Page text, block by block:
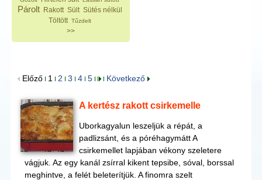
Párolt Rakott Sült Sütés nélkül
Töltött Tűzdelt
>>
Előző 1 2 3 4 5 Következő
A kertész rakott csirkemelle
Uborkagyalun leszeljük a répát, a
padlizsánt, és a póréhagymátt A
csirkemellet lapjában vékony szeletere
vágjuk. Az egy kanál zsírral kikent tepsibe, sóval, borssal
meghintve, a felét beleterítjük. A finomra szelt